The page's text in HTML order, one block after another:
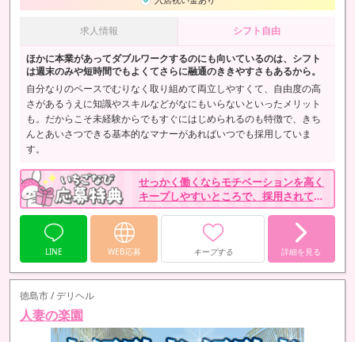
求人情報 シフト自由
ほかに本業があってダブルワークするのにも向いているのは、シフト
は週末のみや短時間でもよくてさらに融通のききやすさもあるから。
自分なりのペースでむりなく取り組めて両立しやすくて、自由度の高
さがあるうえに知識やスキルなどがなにもいらないといったメリット
も。だからこそ未経験からでもすぐにはじめられるのも特徴で、きち
んとあいさつできる基本的なマナーがあればいつでも採用していま
す。
せっかく働くならモチベーションを高く
キープしやすいところで、採用されて入
店したらボーナスとしてお祝い金をプレ
ゼントしています。
LINE WEB応募 キープする 詳細を見る
徳島市 / デリヘル
人妻の楽園